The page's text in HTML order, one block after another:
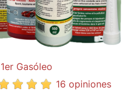
 Quick view
Gasóleo
16 opiniones